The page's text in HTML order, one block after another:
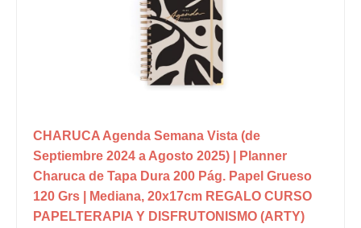
CHARUCA Agenda Semana Vista (de
Septiembre 2024 a Agosto 2025) | Planner
Charuca de Tapa Dura 200 Pág. Papel Grueso
120 Grs | Mediana, 20x17cm REGALO CURSO
PAPELTERAPIA Y DISFRUTONISMO (ARTY)